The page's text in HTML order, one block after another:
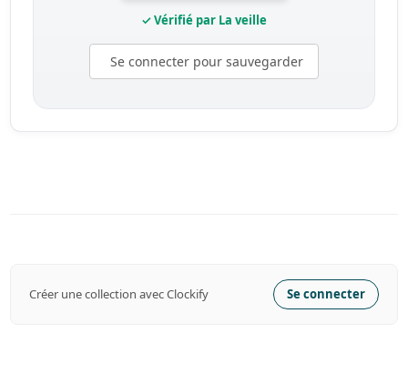
✓ Vérifié par La veille
Se connecter pour sauvegarder
Créer une collection avec Clockify Se connecter